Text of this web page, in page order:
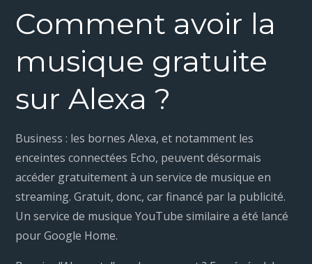
Comment avoir la
musique gratuite
sur Alexa ?
Business : les bornes Alexa, et notamment les
enceintes connectées Echo, peuvent désormais
accéder gratuitement à un service de musique en
streaming. Gratuit, donc, car financé par la publicité.
Un service de musique YouTube similaire a été lancé
pour Google Home.